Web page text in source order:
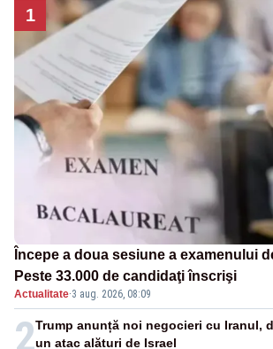
1
Începe a doua sesiune a examenului
Peste 33.000 de candidaţi înscrişi
Actualitate·3 aug. 2026, 08:09
2Trump anunță noi negocieri cu Iranul,
un atac alături de Israel